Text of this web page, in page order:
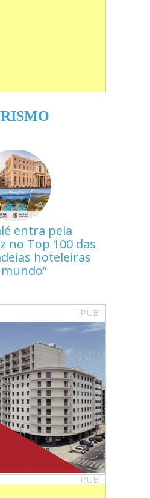
entra pela
no Top 100 das
hoteleiras
PUB
PUB